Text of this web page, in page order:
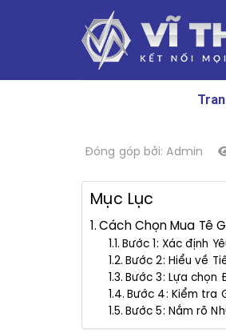
Đóng góp bởi: Admin
Mục Lục
Cách Chọn Mua Tê
Bước 1: Xác định
Bước 2: Hiểu về
Bước 3: Lựa chọn
Bước 4: Kiểm tra
Bước 5: Nắm rõ